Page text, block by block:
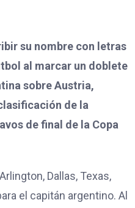
su nombre con letras
al marcar un doblete
sobre Austria,
de la
de final de la Copa
Dallas, Texas,
el capitán argentino. Al